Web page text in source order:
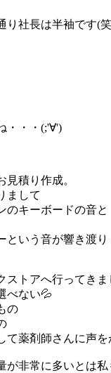
り社長は半袖です(
・・・(;'∀')
見積り作成。
まして
のキーボードの音と
という音が響き渡
ストアへ行ってきま
べない💦
の
て薬剤師さんに声を
が非常に多いとは